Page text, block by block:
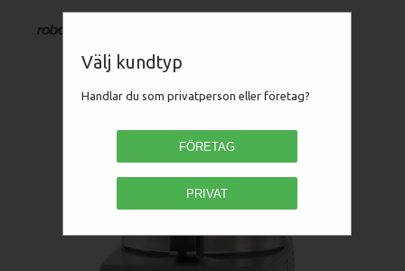
Välj kundtyp
Handlar du som privatperson eller företag?
FÖRETAG
PRIVAT